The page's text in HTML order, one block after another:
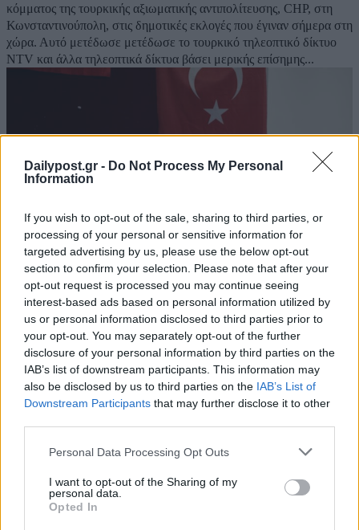
Dailypost.gr - Do Not Process My Personal
Information
If you wish to opt-out of the sale, sharing to third parties, or
processing of your personal or sensitive information for
targeted advertising by us, please use the below opt-out
section to confirm your selection. Please note that after your
opt-out request is processed you may continue seeing
interest-based ads based on personal information utilized by
us or personal information disclosed to third parties prior to
your opt-out. You may separately opt-out of the further
disclosure of your personal information by third parties on the
IAB’s list of downstream participants. This information may
also be disclosed by us to third parties on the IAB’s List of
Downstream Participants that may further disclose it to other
Personal Data Processing Opt Outs
I want to opt-out of the Sharing of my
personal data.
Opted In
κόμματος της τουρκικής αξιωματικής αντιπολίτευσης, CHP, στη
Κωνσταντινούπολη, στις δημοτικές εκλογές που έγιναν σήμερα στη
χώρα. Αυτό μετέδωσε μετέδωσε το τουρκικό τηλεοπτικό δίκτυο
NTV και άλλα τηλεοπτικά δίκτυα βάσει μερικής επίσημης...
Δημοτικές εκλογές στην Τουρκία- Η «μάχη»
της Κωνσταντινούπολης- Μετρούν ήδη έναν
νεκρό
31/03/2024
Στις κάλπες των δημοτικών εκλογών προσέρχονται από το πρωί
περίπου 61,5 εκατομμύρια Τούρκοι ψηφοφόροι για να εκλέξουν
και τοπικούς άρχοντες δημοτικών διαμερισμάτων και χωριών. Οι
κάλπες άνοιξαν στις ανατολικές επαρχίες στις 7:00...